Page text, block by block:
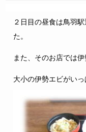
２日目の昼食は鳥羽
た。
また、そのお店では
大小の伊勢エビがいっ